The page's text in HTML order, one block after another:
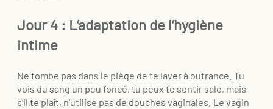
Jour 4 : L’adaptation de l’hygiène
intime
Ne tombe pas dans le piège de te laver à outrance. Tu
vois du sang un peu foncé, tu peux te sentir sale, mais
s’il te plaît, n’utilise pas de douches vaginales. Le vagin